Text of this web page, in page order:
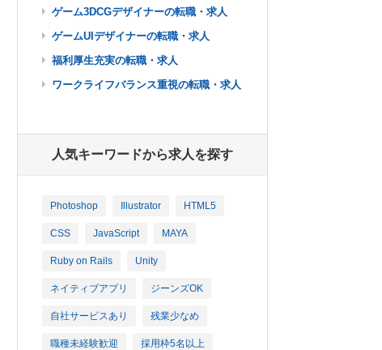
ゲーム3DCGデザイナーの転職・求人
ゲームUIデザイナーの転職・求人
福利厚生充実の転職・求人
ワークライフバランス重視の転職・求人
人気キーワードから求人を探す
Photoshop Illustrator HTML5
CSS JavaScript MAYA
Ruby on Rails Unity
ネイティブアプリ ジーンズOK
自社サービスあり 残業少なめ
職種未経験歓迎 採用枠5名以上